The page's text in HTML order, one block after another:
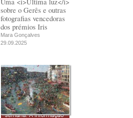
sobre o Gerês e outras
fotografias vencedoras
dos prémios Iris
Mara Gonçalves
29.09.2025